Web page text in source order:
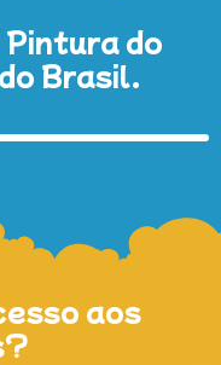
Pintura do
Brasil.
aos